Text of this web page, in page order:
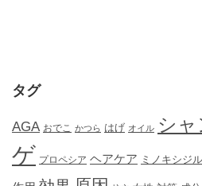
タグ
AGA おでこ かつら はげ オイル シ
ゲ プロペシア ヘアケア ミノキシジル